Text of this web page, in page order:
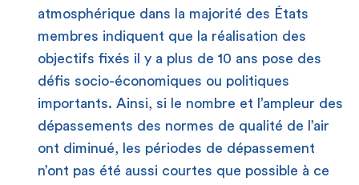
atmosphérique dans la majorité des États
membres indiquent que la réalisation des
objectifs fixés il y a plus de 10 ans pose des
défis socio-économiques ou politiques
importants. Ainsi, si le nombre et l’ampleur des
dépassements des normes de qualité de l’air
ont diminué, les périodes de dépassement
n’ont pas été aussi courtes que possible à ce